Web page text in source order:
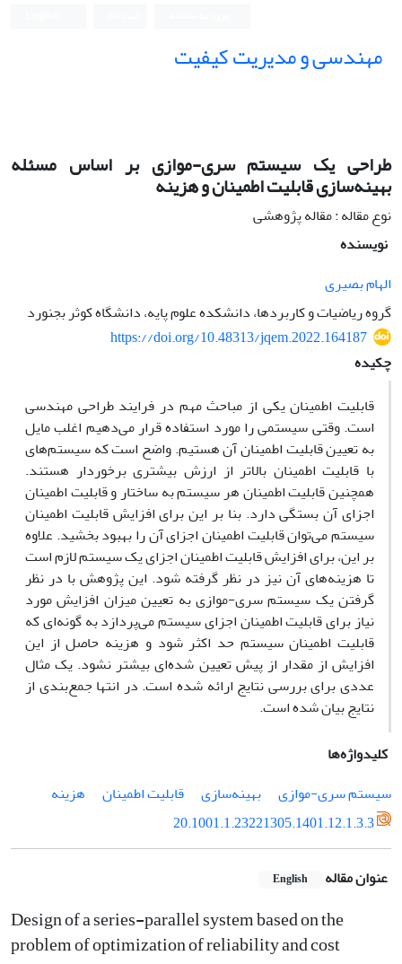
مهندسی و مدیریت کیفیت
طراحی یک سیستم سری-موازی بر اساس مسئله
بهینه‌سازی قابلیت اطمینان و هزینه
نوع مقاله : مقاله پژوهشی
نویسنده
الهام بصیری
گروه ریاضیات و کاربردها، دانشکده علوم پایه، دانشگاه کوثر بجنورد
https://doi.org/10.48313/jqem.2022.164187
چکیده
قابلیت اطمینان یکی از مباحث مهم در فرایند طراحی مهندسی
است. وقتی سیستمی را مورد استفاده قرار می‌دهیم اغلب مایل
به تعیین قابلیت اطمینان آن هستیم. واضح است که سیستم‌های
با قابلیت اطمینان بالاتر از ارزش بیشتری برخوردار هستند.
همچنین قابلیت اطمینان هر سیستم‌ به ساختار و قابلیت اطمینان
اجزای آن بستگی دارد. بنا بر این برای افزایش قابلیت اطمینان
سیستم می‌توان قابلیت اطمینان اجزای آن را بهبود بخشید. علاوه
بر این، برای افزایش قابلیت اطمینان اجزای یک سیستم لازم است
تا هزینه‌های آن نیز در نظر گرفته شود. این پژوهش با در نظر
گرفتن یک سیستم سری-موازی به تعیین میزان افزایش مورد
نیاز برای قابلیت اطمینان اجزای سیستم می‌پردازد به گونه‌ای که
قابلیت اطمینان سیستم حد اکثر شود و هزینه حاصل از این
افزایش از مقدار از پیش تعیین شده‌ای بیشتر نشود. یک مثال
عددی برای بررسی نتایج ارائه شده است. در انتها جمع‌بندی از
نتایج بیان شده است.
کلیدواژه‌ها
سیستم سری-موازی
بهینه‌سازی قابلیت اطمینان
هزینه
20.1001.1.23221305.1401.12.1.3.3
عنوان مقاله English
Design of a series-parallel system based on the
problem of optimization of reliability and cost